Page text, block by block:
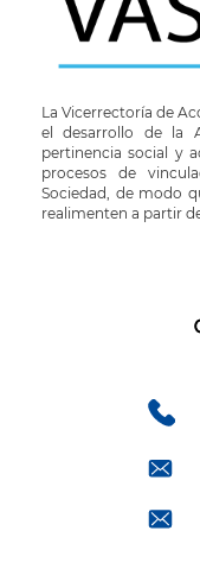
La Vicerrectoría de
el desarrollo de la
pertinencia social y
procesos de
Sociedad, de modo
realimenten a partir